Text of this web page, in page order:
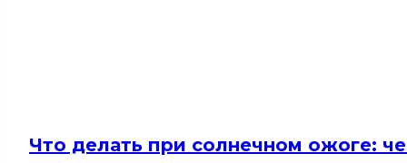
Что делать при солнечном ожоге: